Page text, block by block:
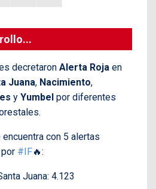
decretaron Alerta Roja en
Juana, Nacimiento,
y Yumbel por diferentes
con 5 alertas
#IF🔥:
Juana: 4.123